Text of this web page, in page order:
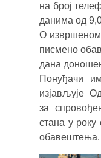
на број
данима од
О извршеном
писмено
дана
Понуђачи
изјављује
за
стана у
обавештења.